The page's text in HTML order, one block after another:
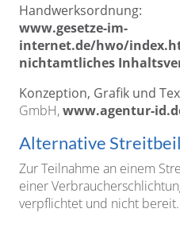
Handwerksordnung:
www.gesetze-im-
internet.de/hwo/
nichtamtliches
Konzeption, Grafik und
GmbH,www.agentur-
Alternative
Zur Teilnahme an einem
einer
verpflichtet und nicht bereit.